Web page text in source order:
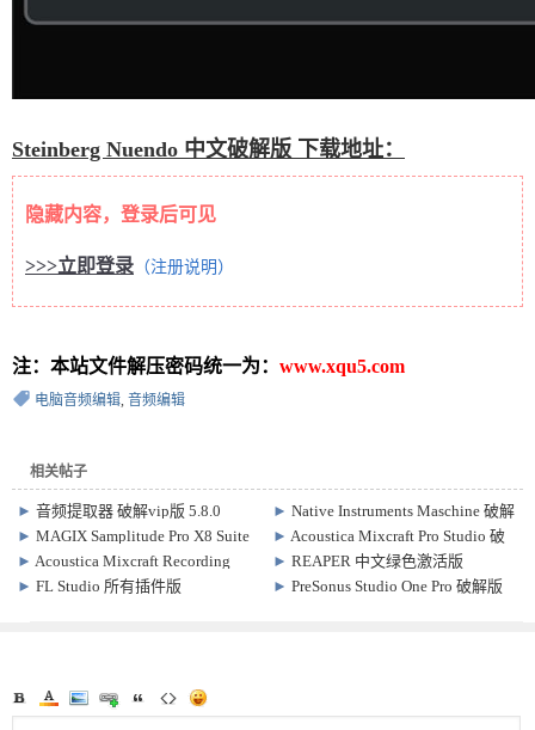
Steinberg Nuendo 中文破解版 下载地址：
隐藏内容，登录后可见
>>>立即登录 （注册说明）
注：本站文件解压密码统一为： www.xqu5.com
电脑音频编辑, 音频编辑
相关帖子
►音频提取器 破解vip版 5.8.0 ►Native Instruments Maschine 破解
版 v2.17.0 音频制作软件
►MAGIX Samplitude Pro X8 Suite
破解版 19.2.2.24222 音乐制作软件
► Acoustica Mixcraft Pro Studio 破
解版 v10.6 Build 630
► Acoustica Mixcraft Recording
Studio 破解版 v10.1.587
►REAPER 中文绿色激活版
Win7.78/Mac7.4.8 数字音频工作站
►FL Studio 所有插件版
►PreSonus Studio One Pro 破解版